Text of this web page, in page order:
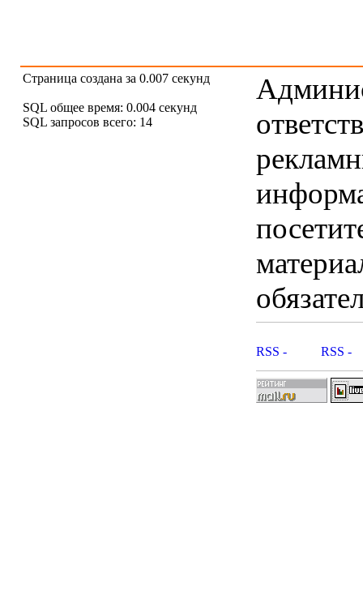
Страница создана за 0.007 секунд
SQL общее время: 0.004 секунд
SQL запросов всего: 14